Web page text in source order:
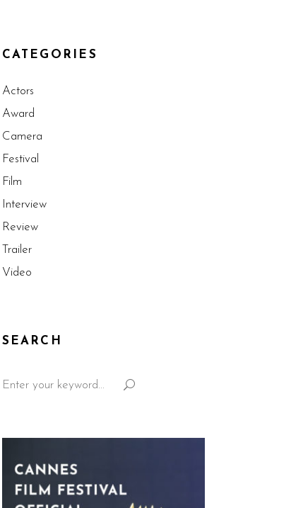
CATEGORIES
Actors
Award
Camera
Festival
Film
Interview
Review
Trailer
Video
SEARCH
for: